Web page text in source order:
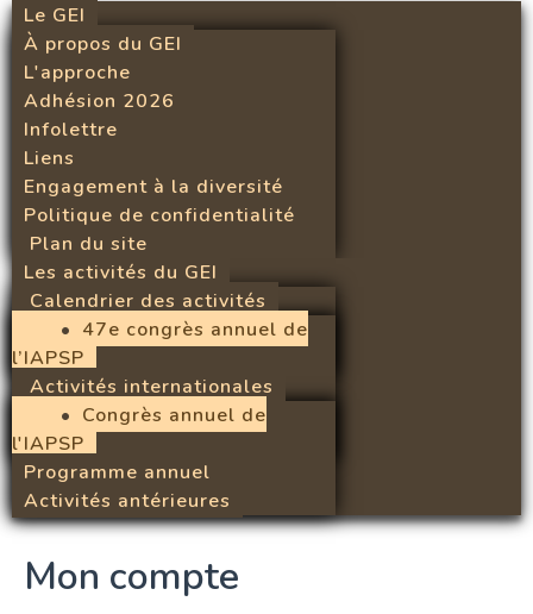
Le GEI
À propos du GEI
L'approche
Adhésion 2026
Infolettre
Liens
Engagement à la diversité
Politique de confidentialité
Plan du site
Les activités du GEI
Calendrier des activités
47e congrès annuel de
l’IAPSP
Activités internationales
Congrès annuel de
l'IAPSP
Programme annuel
Activités antérieures
Mon compte